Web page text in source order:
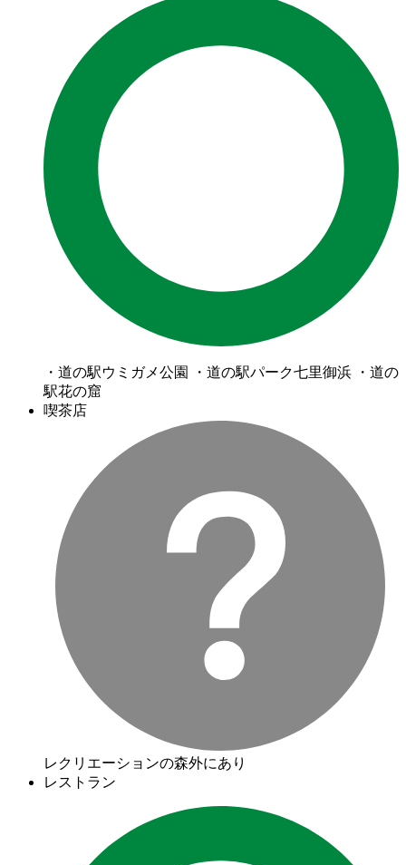
・道の駅ウミガメ公園 ・道の駅パーク七里御浜 ・道の
駅花の窟
喫茶店
レクリエーションの森外にあり
レストラン